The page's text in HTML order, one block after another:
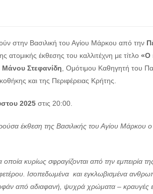
στην Βασιλική του Αγίου Μάρκου από την
ατομικής έκθεσης του καλλιτέχνη με τίτλο «Ο
Μάνου Στεφανίδη , Ομότιμου Καθηγητή του
και της Περιφέρειας Κρήτης.
2025στις 20:00.
έκθεση της Βασιλικής του Αγίου Μάρκου ο
κυρίως σφραγίζονται από την εμπειρία
Ισοπεδωμένα και εγκλωβισμένα
από αδιαφανή, ψυχρά χρώματα – κραυγές